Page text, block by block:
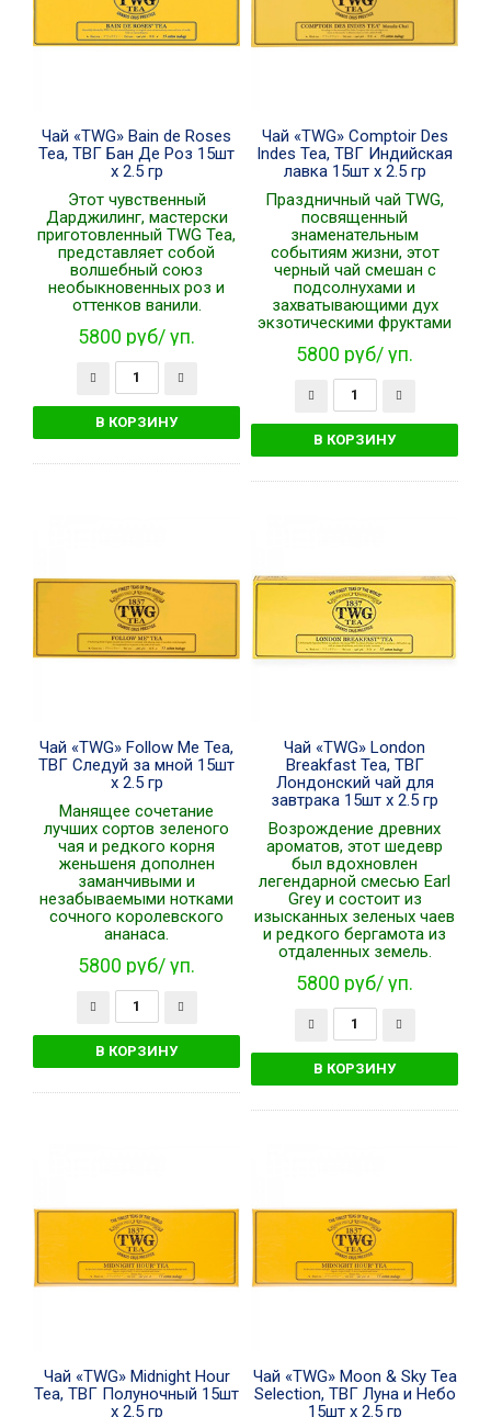
Чай «TWG» Bain de Roses
Tea, ТВГ Бан Де Роз 15шт
x 2.5 гр
Этот чувственный
Дарджилинг, мастерски
приготовленный TWG Tea,
представляет собой
волшебный союз
необыкновенных роз и
оттенков ванили.
5800 руб/ уп.
Чай «TWG» Comptoir Des
Indes Tea, ТВГ Индийская
лавка 15шт x 2.5 гр
Праздничный чай TWG,
посвященный
знаменательным
событиям жизни, этот
черный чай смешан с
подсолнухами и
захватывающими дух
экзотическими фруктами
5800 руб/ уп.
Чай «TWG» Follow Me Tea,
ТВГ Следуй за мной 15шт
x 2.5 гр
Манящее сочетание
лучших сортов зеленого
чая и редкого корня
женьшеня дополнен
заманчивыми и
незабываемыми нотками
сочного королевского
ананаса.
5800 руб/ уп.
Чай «TWG» London
Breakfast Tea, ТВГ
Лондонский чай для
завтрака 15шт x 2.5 гр
Возрождение древних
ароматов, этот шедевр
был вдохновлен
легендарной смесью Earl
Grey и состоит из
изысканных зеленых чаев
и редкого бергамота из
отдаленных земель.
5800 руб/ уп.
Чай «TWG» Midnight Hour
Tea, ТВГ Полуночный 15шт
x 2.5 гр
Чай «TWG» Moon & Sky Tea
Selection, ТВГ Луна и Небо
15шт x 2.5 гр